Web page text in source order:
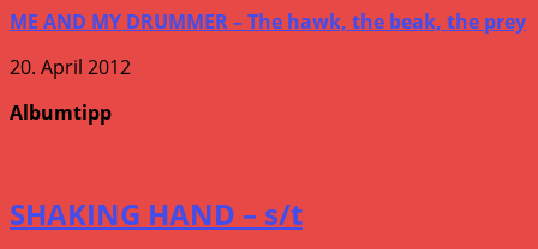
ME AND MY DRUMMER – The hawk, the beak, the prey
20. April 2012
Albumtipp
SHAKING HAND – s/t